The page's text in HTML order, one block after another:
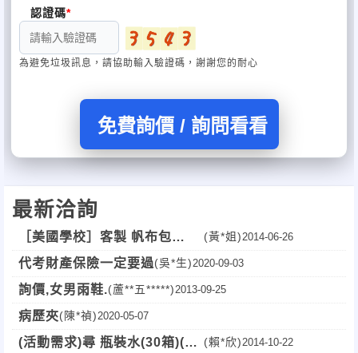
認證碼
為避免垃圾訊息，請協助輸入驗證碼，謝謝您的耐心
免費詢價 / 詢問看看
最新洽詢
［美國學校］客製 帆布包
1000個
(黃*姐)2014-06-26
代考財產保險一定要過(吳*生)2020-09-03
詢價,女男雨鞋.(蘆**五*****)2013-09-25
病歷夾(陳*禎)2020-05-07
(活動需求)尋 瓶裝水(30箱)(北
(賴*欣)2014-10-22